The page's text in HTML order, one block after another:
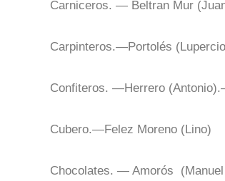
Carniceros. — Beltran Mur
Carpinteros.—Portolés
Confiteros. —Herrero
Cubero.—Felez Moreno (Lino)
Chocolates. — Amorós